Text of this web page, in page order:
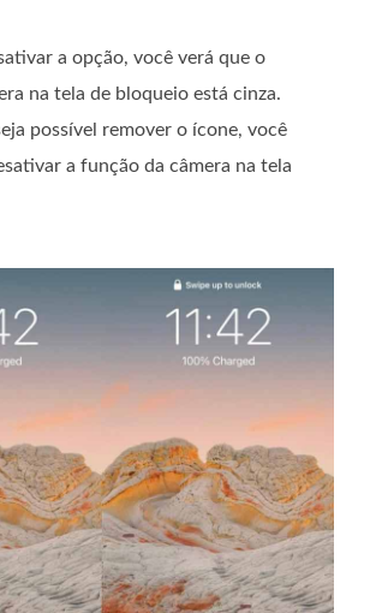
a opção, você verá que o
na tela de bloqueio está cinza.
possível remover o ícone, você
a função da câmera na tela